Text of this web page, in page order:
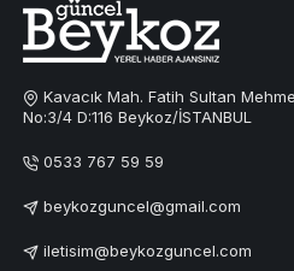
Kavacık Mah. Fatih Sultan
No:3/4 D:116 Beykoz/İSTANBUL
0533 767 59 59
beykozguncel@gmail.com
iletisim@beykozguncel.com